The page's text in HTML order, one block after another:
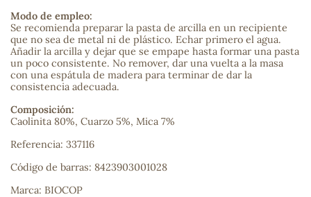
Modo de empleo:
Se recomienda preparar la pasta de arcilla en un recipiente
que no sea de metal ni de plástico. Echar primero el agua.
Añadir la arcilla y dejar que se empape hasta formar una pasta
un poco consistente. No remover, dar una vuelta a la masa
con una espátula de madera para terminar de dar la
consistencia adecuada.
Composición:
Caolinita 80%, Cuarzo 5%, Mica 7%
Referencia: 337116
Código de barras: 8423903001028
Marca: BIOCOP